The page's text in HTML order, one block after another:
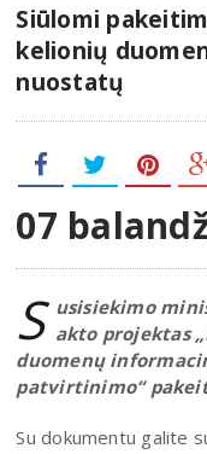
Siūlomi
kelionių
nuostatų
07
S usisiekimo
akto projektas
duomenų
patvirtinimo“
Su dokumentu galite